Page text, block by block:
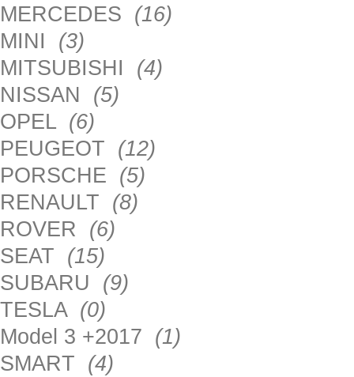
MERCEDES (16)
MINI (3)
MITSUBISHI (4)
NISSAN (5)
OPEL (6)
PEUGEOT (12)
PORSCHE (5)
RENAULT (8)
ROVER (6)
SEAT (15)
SUBARU (9)
TESLA (0)
Model 3 +2017 (1)
SMART (4)